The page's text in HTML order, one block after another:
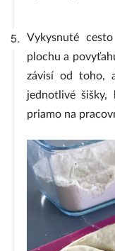
5.
Vykysnuté
plochu a
závisí od toho,
jednotlivé
priamo na